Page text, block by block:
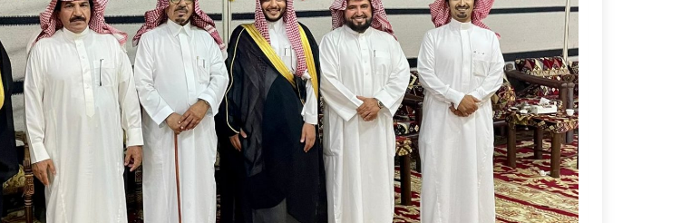
كأس العالم للرياضات الإلكترونية شاهد على ريادة المملكة والنهضة الشاملة فيها
المنتخب السعودي ينافس (64) دولة في أولمبياد الفلك والفيزياء الفلكية الدولي بالهند
كأس العالم للرياضات الإلكترونية: فريق Karmine Corp الفرنسي بطلًا لبطولة Rocket League